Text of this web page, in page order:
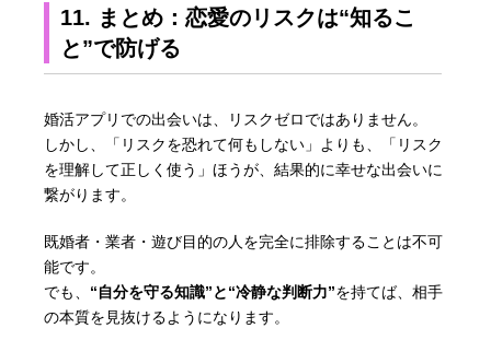
11. まとめ：恋愛のリスクは“知るこ
と”で防げる
婚活アプリでの出会いは、リスクゼロではありません。
しかし、「リスクを恐れて何もしない」よりも、「リスク
を理解して正しく使う」ほうが、結果的に幸せな出会いに
繋がります。
既婚者・業者・遊び目的の人を完全に排除することは不可
能です。
でも、 “自分を守る知識”と“冷静な判断力”を持てば、相手
の本質を見抜けるようになります。